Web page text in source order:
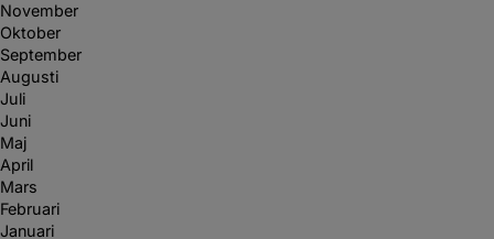
November
Oktober
September
Augusti
Juli
Juni
Maj
April
Mars
Februari
Januari